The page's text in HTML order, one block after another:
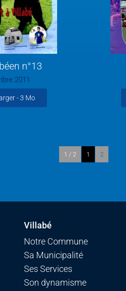
n°13
2011
-3 Mo
1 / 2 1 2
Villabé
Notre Commune
Sa Municipalité
Ses Services
Son dynamisme